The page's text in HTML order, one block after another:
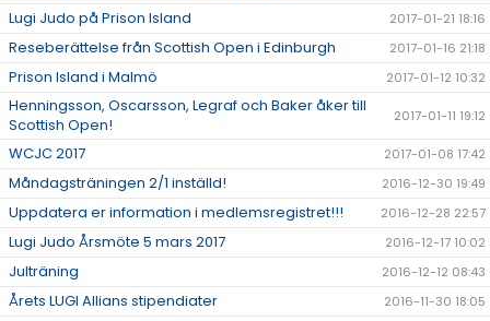
Lugi Judo på Prison Island 2017-01-21 18:16
Reseberättelse från Scottish Open i Edinburgh 2017-01-16 21:18
Prison Island i Malmö 2017-01-12 10:32
Henningsson, Oscarsson, Legraf och Baker åker till
Scottish Open!
2017-01-11 19:12
WCJC 2017 2017-01-08 17:42
Måndagsträningen 2/1 inställd! 2016-12-30 19:49
Uppdatera er information i medlemsregistret!!! 2016-12-28 22:57
Lugi Judo Årsmöte 5 mars 2017 2016-12-17 10:02
Julträning 2016-12-12 08:43
Årets LUGI Allians stipendiater 2016-11-30 18:05